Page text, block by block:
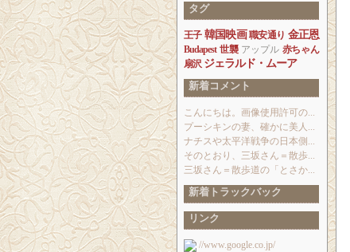
タグ
王子 韓国映画 職安通り 金正恩
Budapest 世襲 アップル 赤ちゃん
扇沢 ジェラルド・ムーア
新着コメント
こんにちは。画像使用許可の...
プーシキンの妻、確かに美人...
ナチスや太平洋戦争の日本側...
そのとおり、三坂さん＝散歩...
三坂さん＝散歩道の「とさか...
新着トラックバック
リンク
//www.google.co.jp/